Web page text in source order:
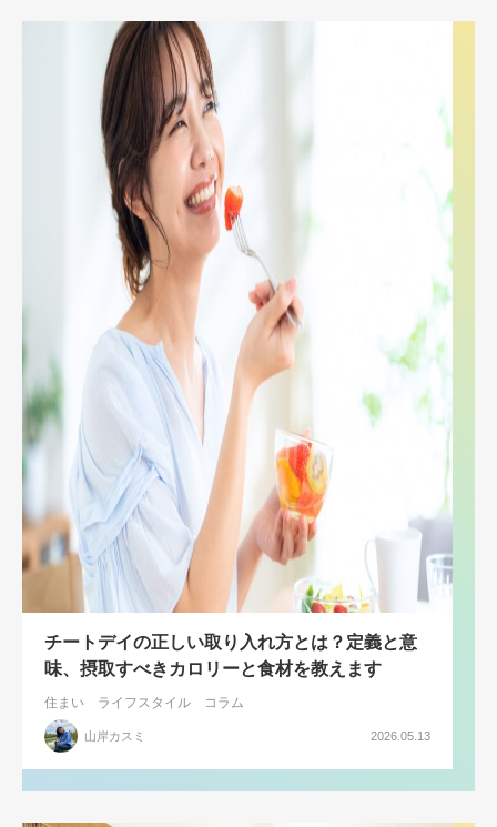
チートデイの正しい取り入れ方とは？定義と意
味、摂取すべきカロリーと食材を教えます
住まい ライフスタイル コラム
山岸カスミ 2026.05.13